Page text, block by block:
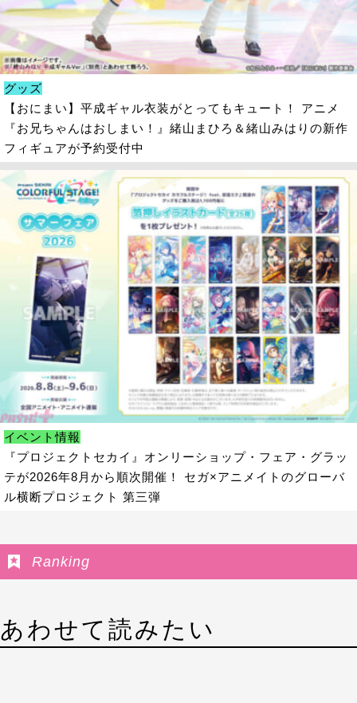
グッズ
【おにまい】平成ギャル衣装がとってもキュート！ アニメ
『お兄ちゃんはおしまい！』緒山まひろ＆緒山みはりの新作
フィギュアが予約受付中
イベント情報
『プロジェクトセカイ』オンリーショップ・フェア・グラッ
テが2026年8月から順次開催！ セガ×アニメイトのグローバ
ル横断プロジェクト 第三弾
Ranking
あわせて読みたい